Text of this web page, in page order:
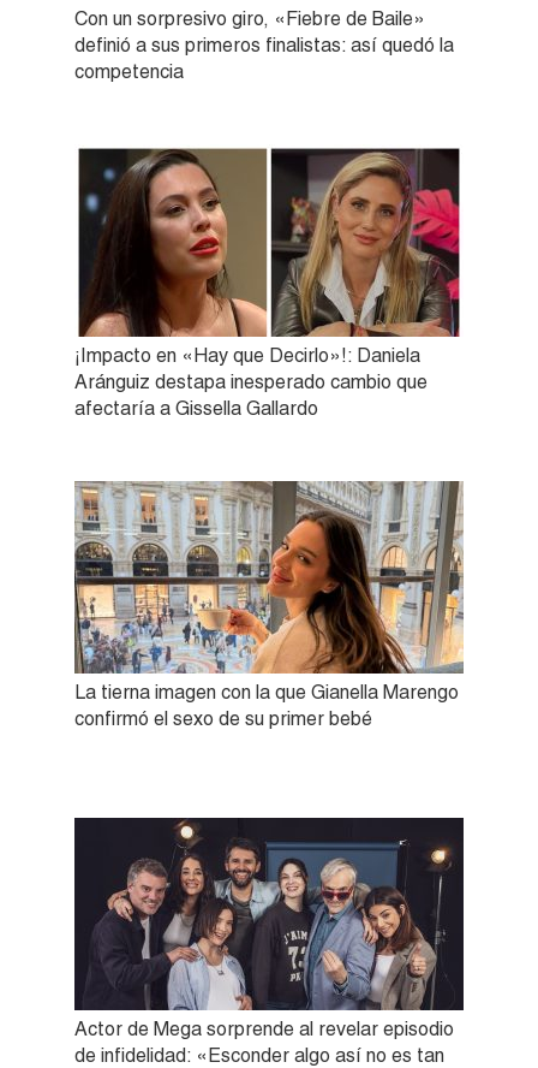
Con un sorpresivo giro, «Fiebre de Baile»
definió a sus primeros finalistas: así quedó la
competencia
¡Impacto en «Hay que Decirlo»!: Daniela
Aránguiz destapa inesperado cambio que
afectaría a Gissella Gallardo
La tierna imagen con la que Gianella Marengo
confirmó el sexo de su primer bebé
Actor de Mega sorprende al revelar episodio
de infidelidad: «Esconder algo así no es tan